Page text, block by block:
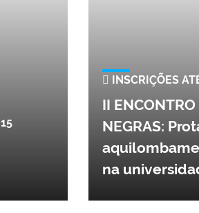
15
INSCRIÇÕES
II ENCONTRO
NEGRAS:
na